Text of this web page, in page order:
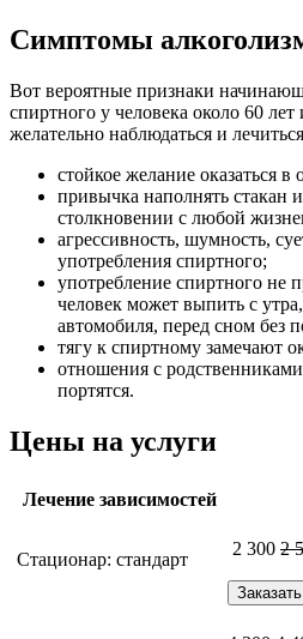
Симптомы
Вот вероятные признаки
спиртного у человека около 60
желательно наблюдаться и
стойкое желание оказаться
привычка наполнять стакан
столкновении с любой
агрессивность, шумность,
употребления спиртного;
употребление спиртного не
человек может выпить с
автомобиля, перед сном без
тягу к спиртному замечают
отношения с
портятся.
Цены на услуги
Лечение зависимостей
Стационар: стандарт
2 300 2
Заказать